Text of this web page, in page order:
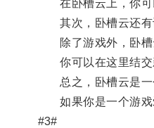
在卧槽云上，你可
其次，卧槽云还有许
除了游戏外，卧槽
你可以在这里结交
总之，卧槽云是一
如果你是一个游戏
#3#